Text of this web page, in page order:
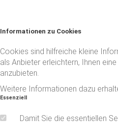
Informationen zu Cookies
Cookies sind hilfreiche kleine
als Anbieter erleichtern, Ihnen
anzubieten.
Weitere Informationen dazu
Essenziell
Damit Sie die essentiellen